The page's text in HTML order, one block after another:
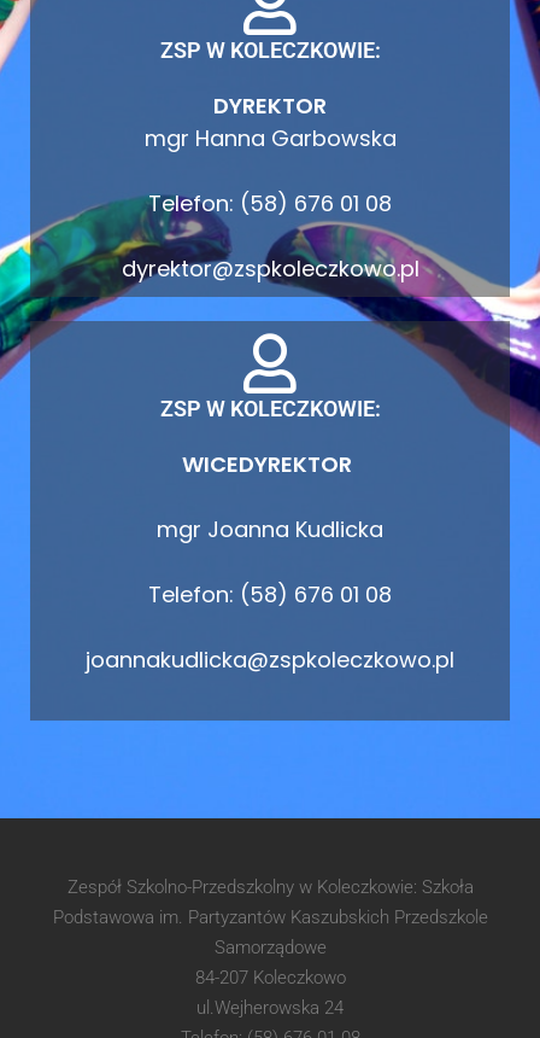
ZSP W KOLECZKOWIE:
DYREKTOR
mgr Hanna Garbowska
Telefon: (58) 676 01 08
dyrektor@zspkoleczkowo.pl
ZSP W KOLECZKOWIE:
WICEDYREKTOR
mgr Joanna Kudlicka
Telefon: (58) 676 01 08
joannakudlicka@zspkoleczkowo.pl
Zespół Szkolno-Przedszkolny w Koleczkowie: Szkoła
Podstawowa im. Partyzantów Kaszubskich Przedszkole
Samorządowe
84-207 Koleczkowo
ul.Wejherowska 24